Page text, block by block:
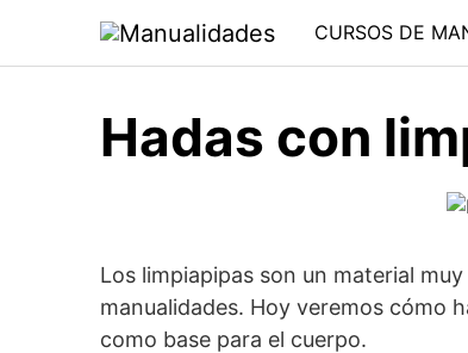
contenido
CURSOS DE
Hadas con
Los limpiapipas son un material
manualidades. Hoy veremos cómo
como base para el cuerpo.